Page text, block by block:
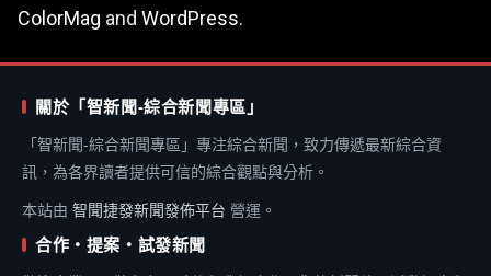
ColorMag and WordPress.
關於「智新聞-綜合新聞專區」
「智新聞-綜合新聞專區」專注綜合新聞，致力傳遞最新綜合資
訊，為各界讀者提供可信的綜合觀點與分析。
本站由 智聞捷發新聞發佈平台 營運。
合作・提案・試發新聞